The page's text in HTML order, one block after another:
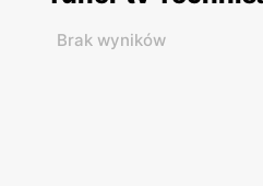
Brak wyników